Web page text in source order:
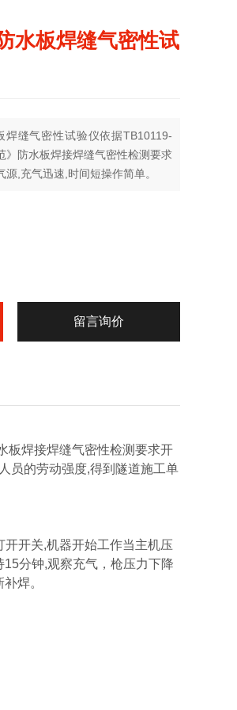
水板焊缝气密性试
缝气密性试验仪依据TB10119-
》防水板焊接焊缝气密性检测要求
,充气迅速,时间短操作简单。
留言询价
板焊接焊缝气密性检测要求开
员的劳动强度,得到隧道施工单
开关,机器开始工作当主机压
分钟,观察充气，枪压力下降
焊。